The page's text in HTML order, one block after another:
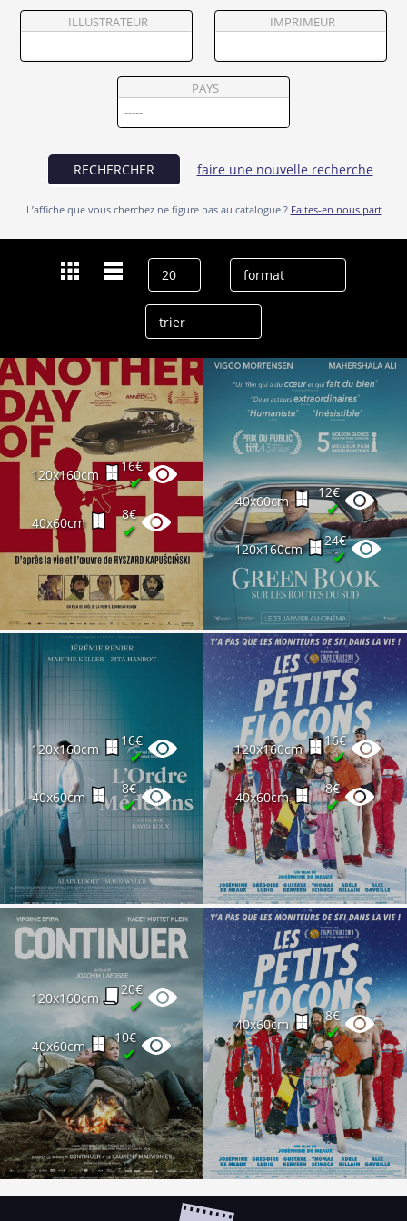
Vendre
ILLUSTRATEUR IMPRIMEUR
PAYS
RECHERCHER faire une nouvelle recherche
L’affiche que vous cherchez ne figure pas au catalogue ? Faites-en nous part
120x160cm
16€
✔
40x60cm
8€
✔
40x60cm
12€
✔
120x160cm
24€
✔
120x160cm
16€
✔
40x60cm
8€
✔
120x160cm
16€
✔
40x60cm
8€
✔
120x160cm
20€
✔
40x60cm
10€
✔
40x60cm
8€
✔